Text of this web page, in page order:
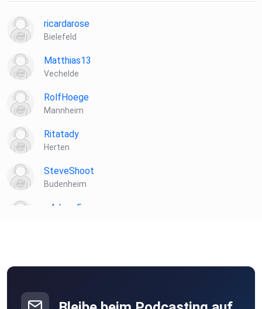
ricardarose
Bielefeld
Matthias13
Vechelde
RolfHoege
Mannheim
Ritatady
Herten
SteveShoot
Budenheim
q4skrzg5
Nastätten